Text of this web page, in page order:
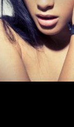
Musik Videos